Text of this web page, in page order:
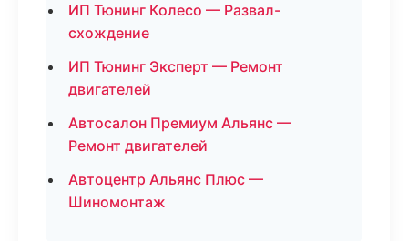
ИП Тюнинг Колесо — Развал-
схождение
ИП Тюнинг Эксперт — Ремонт
двигателей
Автосалон Премиум Альянс —
Ремонт двигателей
Автоцентр Альянс Плюс —
Шиномонтаж